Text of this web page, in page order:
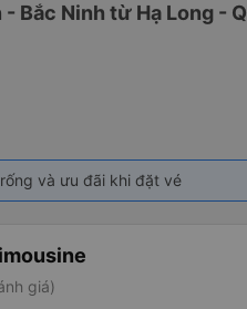
Bắc Ninh từ Hạ Long -
và ưu đãi khi đặt vé
giá)